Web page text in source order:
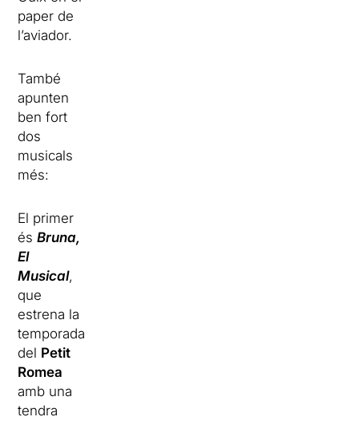
paper de
l’aviador.
També
apunten
ben fort
dos
musicals
més:
El primer
ésBruna,
El
Musical,
que
estrena la
temporada
del Petit
Romea
amb una
tendra